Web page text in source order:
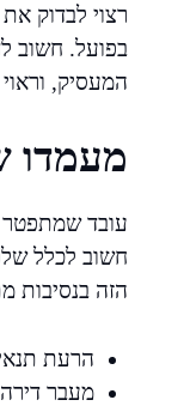
רצוי לבדוק
בפועל. חשוב
המעסיק,
מעמדו
עובד שמתפטר
חשוב לכלל
הזה בנסיבות
הרעת
מעבר